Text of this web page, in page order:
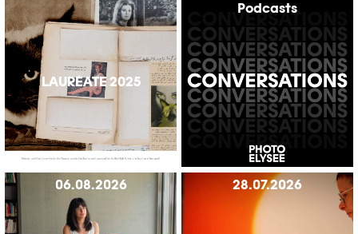
LAURÉATE 2025
Podcasts
06.08.2026 28.07.2026